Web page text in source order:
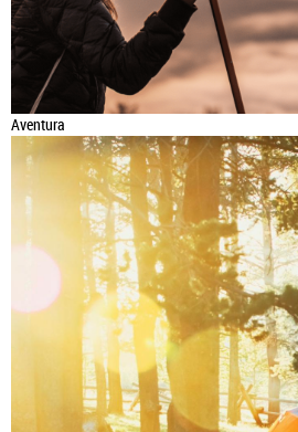
Aventura